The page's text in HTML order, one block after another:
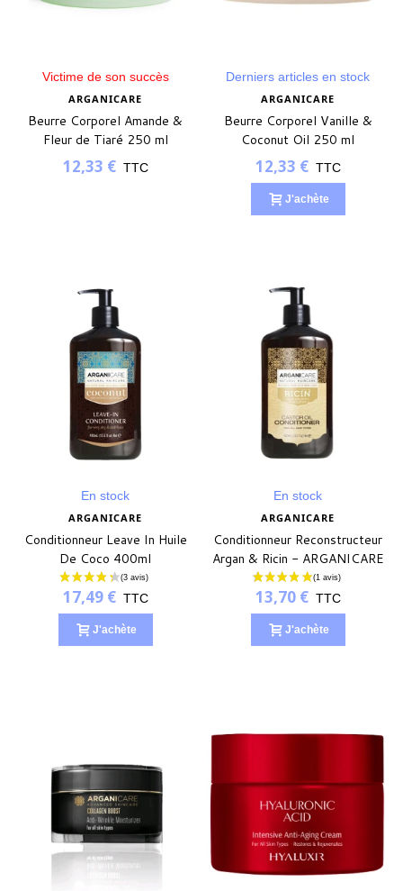
Victime de son succès
ARGANICARE
Beurre Corporel Amande &
Fleur de Tiaré 250 ml
12,33 € TTC
Derniers articles en stock
ARGANICARE
Beurre Corporel Vanille &
Coconut Oil 250 ml
12,33 € TTC
J'achète
En stock
ARGANICARE
Conditionneur Leave In Huile
De Coco 400ml
17,49 € TTC
J'achète
En stock
ARGANICARE
Conditionneur Reconstructeur
Argan & Ricin - ARGANICARE
13,70 € TTC
J'achète